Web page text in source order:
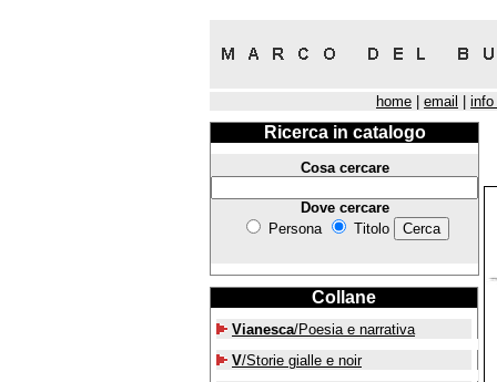
home email info
Ricerca in catalogo
Cosa cercare
Dove cercare
Persona
Titolo
Collane
Vianesca/Poesia e narrativa
V/Storie gialle e noir